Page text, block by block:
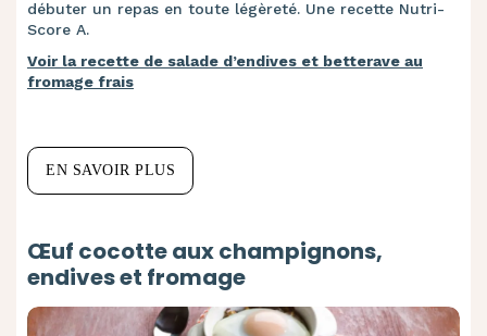
débuter un repas en toute légèreté. Une recette Nutri-
Score A.
Voir la recette de salade d’endives et betterave au
fromage frais
EN SAVOIR PLUS
Œuf cocotte aux champignons,
endives et fromage